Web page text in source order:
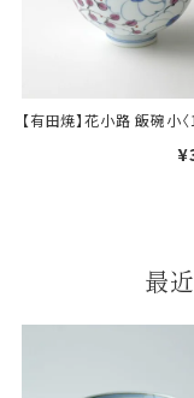
一般的なギ
のし・包装
天掛け包
【有田焼】花小路 飯碗小〈
最